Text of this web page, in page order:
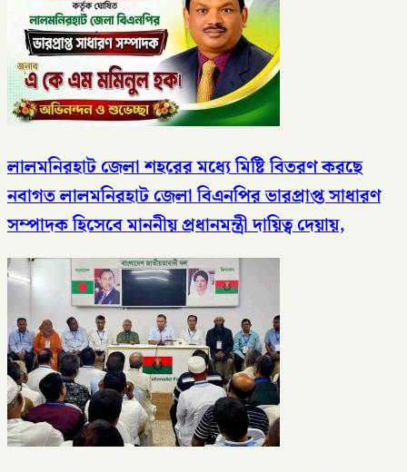
লালমনিরহাট জেলা শহরের মধ্যে মিষ্টি বিতরণ করছে
নবাগত লালমনিরহাট জেলা বিএনপির ভারপ্রাপ্ত সাধারণ
সম্পাদক হিসেবে মাননীয় প্রধানমন্ত্রী দায়িত্ব দেয়ায়,